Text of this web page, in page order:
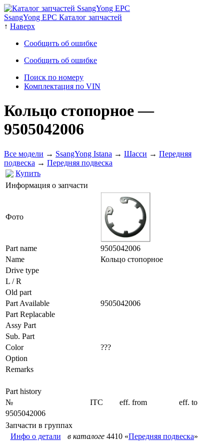
SsangYong EPC Каталог запчастей
↑ Наверх
Сообщить об ошибке
Сообщить об ошибке
Поиск по номеру
Комплектация по VIN
Кольцо стопорное—
9505042006
Все модели → SsangYong Istana → Шасси → Передняя
подвеска → Передняя подвеска
Купить
Информация о запчасти
Фото
Part name
9505042006
Name
Кольцо стопорное
Drive type
L / R
Old part
Part Available
9505042006
Part Replacable
Assy Part
Sub. Part
Color
???
Option
Remarks
Part history
№
ITC eff. from
eff. to
9505042006
Запчасти в группах
Инфо о детали
в каталоге 4410 «Передняя подвеска»